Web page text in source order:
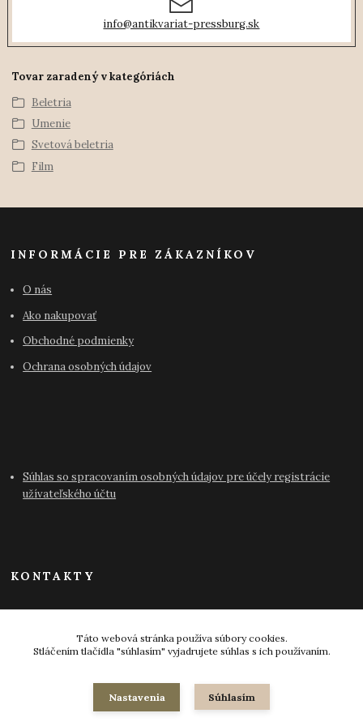
info@antikvariat-pressburg.sk
Tovar zaradený v kategóriách
Beletria
Umenie
Svetová beletria
Film
INFORMÁCIE PRE ZÁKAZNÍKOV
O nás
Ako nakupovať
Obchodné podmienky
Ochrana osobných údajov
Súhlas so spracovaním osobných údajov pre účely registrácie
užívateľského účtu
KONTAKTY
Táto webová stránka používa súbory cookies.
Stláčením tlačidla "súhlasím" vyjadrujete súhlas s ich používaním.
Nastavenia Súhlasím